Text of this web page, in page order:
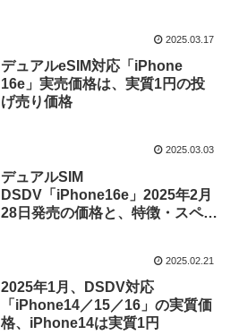
2025.03.17
デュアルeSIM対応「iPhone
16e」実売価格は、実質1円の投
げ売り価格
2025.03.03
デュアルSIM
DSDV「iPhone16e」2025年2月
28日発売の価格と、特徴・スペッ
2025.02.21
2025年1月、DSDV対応
「iPhone14／15／16」の実質価
格、iPhone14は実質1円